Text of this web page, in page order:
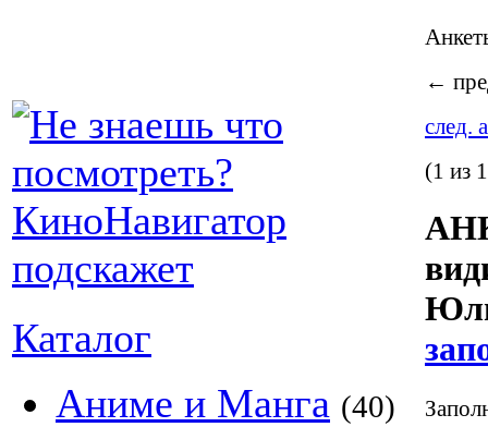
Каталог
Аниме и Манга (40)
←
след.
(1 из